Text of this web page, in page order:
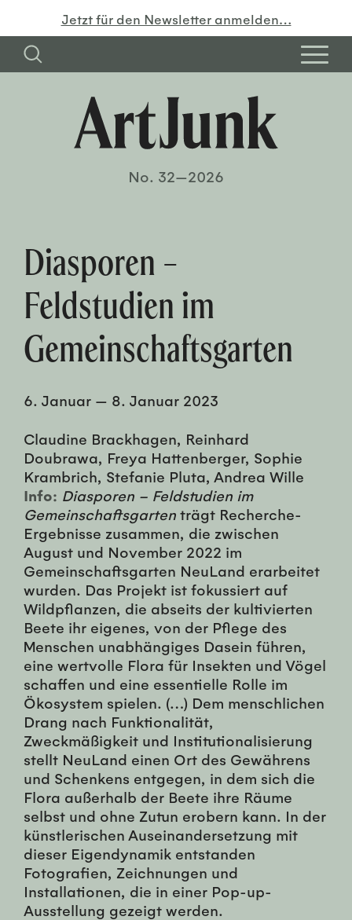
Jetzt für den Newsletter anmelden…
No. 32—2026
Diasporen –
Feldstudien im
Gemeinschaftsgarten
6. Januar — 8. Januar 2023
Claudine Brackhagen, Reinhard
Doubrawa, Freya Hattenberger, Sophie
Krambrich, Stefanie Pluta, Andrea Wille
Info: Diasporen – Feldstudien im
Gemeinschaftsgarten trägt Recherche-
Ergebnisse zusammen, die zwischen
August und November 2022 im
Gemeinschaftsgarten NeuLand erarbeitet
wurden. Das Projekt ist fokussiert auf
Wildpflanzen, die abseits der kultivierten
Beete ihr eigenes, von der Pflege des
Menschen unabhängiges Dasein führen,
eine wertvolle Flora für Insekten und Vögel
schaffen und eine essentielle Rolle im
Ökosystem spielen. (…) Dem menschlichen
Drang nach Funktionalität,
Zweckmäßigkeit und Institutionalisierung
stellt NeuLand einen Ort des Gewährens
und Schenkens entgegen, in dem sich die
Flora außerhalb der Beete ihre Räume
selbst und ohne Zutun erobern kann. In der
künstlerischen Auseinandersetzung mit
dieser Eigendynamik entstanden
Fotografien, Zeichnungen und
Installationen, die in einer Pop-up-
Ausstellung gezeigt werden.